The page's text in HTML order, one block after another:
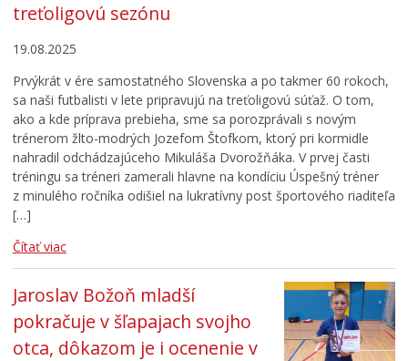
treťoligovú sezónu
19.08.2025
Prvýkrát v ére samostatného Slovenska a po takmer 60 rokoch,
sa naši futbalisti v lete pripravujú na treťoligovú súťaž. O tom,
ako a kde príprava prebieha, sme sa porozprávali s novým
trénerom žlto-modrých Jozefom Štofkom, ktorý pri kormidle
nahradil odchádzajúceho Mikuláša Dvorožňáka. V prvej časti
tréningu sa tréneri zamerali hlavne na kondíciu Úspešný tréner
z minulého ročníka odišiel na lukratívny post športového riaditeľa
[…]
Čítať viac
Jaroslav Božoň mladší
pokračuje v šľapajach svojho
otca, dôkazom je i ocenenie v